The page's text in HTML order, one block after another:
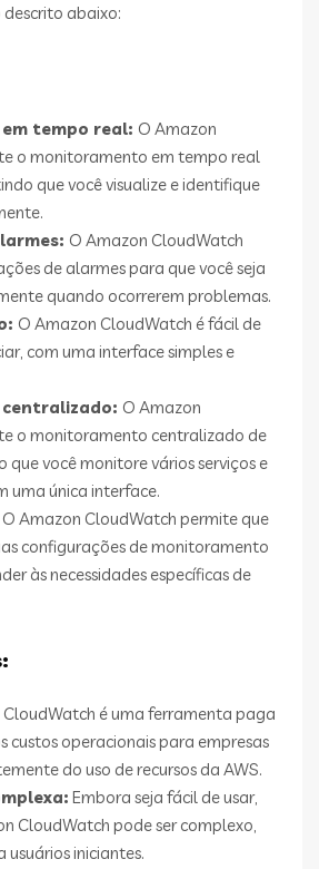
abaixo:
tempo real: O Amazon
o monitoramento em tempo real
que você visualize e identifique
O Amazon CloudWatch
de alarmes para que você seja
quando ocorrerem problemas.
O Amazon CloudWatch é fácil de
com uma interface simples e
O Amazon
o monitoramento centralizado de
que você monitore vários serviços e
uma única interface.
O Amazon CloudWatch permite que
configurações de monitoramento
às necessidades específicas de
CloudWatch é uma ferramenta paga
custos operacionais para empresas
do uso de recursos da AWS.
Embora seja fácil de usar,
CloudWatch pode ser complexo,
iniciantes.